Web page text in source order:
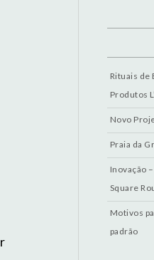
Rituais de
Produtos
Novo
Praia da
Inovação
Square
Motivos
padrão